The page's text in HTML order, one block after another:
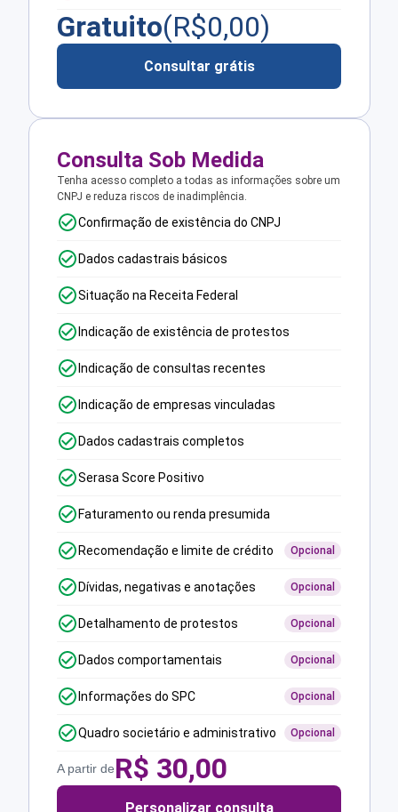
Gratuito(R$0,00)
Consultar grátis
Consulta Sob Medida
Tenha acesso completo a todas as informações sobre um
CNPJ e reduza riscos de inadimplência.
Confirmação de existência do CNPJ
Dados cadastrais básicos
Situação na Receita Federal
Indicação de existência de protestos
Indicação de consultas recentes
Indicação de empresas vinculadas
Dados cadastrais completos
Serasa Score Positivo
Faturamento ou renda presumida
Recomendação e limite de crédito Opcional
Dívidas, negativas e anotações Opcional
Detalhamento de protestos Opcional
Dados comportamentais Opcional
Informações do SPC Opcional
Quadro societário e administrativo Opcional
A partir deR$ 30,00
Personalizar consulta